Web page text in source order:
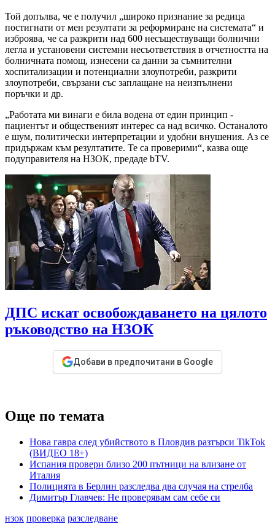
Той допълва, че е получил „широко признание за редица
постигнати от мен резултати за реформиране на системата“ и
изброява, че са разкрити над 600 несъществуващи болнични
легла и установени системни несъответствия в отчетността на
болничната помощ, изнесени са данни за съмнителни
хоспитализации и потенциални злоупотреби, разкрити
злоупотреби, свързани със заплащане на неизпълнени
поръчки и др.
„Работата ми винаги е била водена от един принцип -
пациентът и общественият интерес са над всичко. Останалото
е шум, политически интерпретации и удобни внушения. Аз се
придържам към резултатите. Те са проверими“, казва още
подуправителя на НЗОК, предаде bTV.
ДПС искат освобождаването на цялото
ръководство на НЗОК
Добави в предпочитани в Google
Още по темата
Нова гавра след убийството в Пловдив разтърси TikTok
(ВИДЕО 18+)
Испания провери близо 200 пътници на влизане от
Италия
Полицията в Берлин разследва два случая на стрелба
Димитър Главчев: Не проверявам сам себе си
нзок проверка разследване